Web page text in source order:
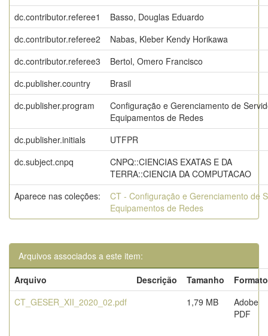
dc.contributor.referee1
Basso, Douglas Eduardo
dc.contributor.referee2
Nabas, Kleber Kendy Horikawa
dc.contributor.referee3
Bertol, Omero Francisco
dc.publisher.country
Brasil
dc.publisher.program
Configuração e Gerenciamento de
Equipamentos de Redes
dc.publisher.initials
UTFPR
dc.subject.cnpq
CNPQ::CIENCIAS EXATAS E DA
TERRA::CIENCIA DA COMPUTACAO
Aparece nas coleções:
CT - Configuração e Gerenciamento de
Equipamentos de Redes
Arquivos associados a este item:
Arquivo
Descrição Tamanho
Formato
CT_GESER_XII_2020_02.pdf
1,79 MB
Adobe
PDF